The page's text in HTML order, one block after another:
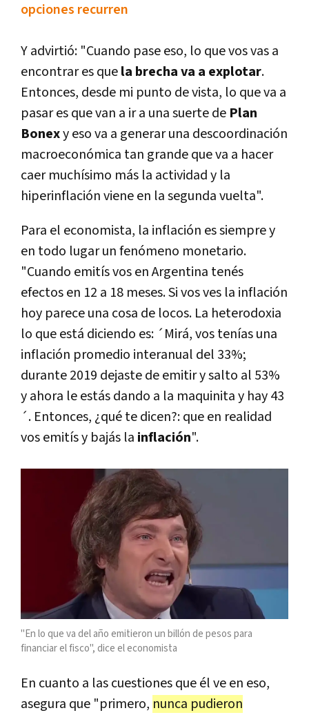
opciones recurren
Y advirtió: "Cuando pase eso, lo que vos vas a
encontrar es quela brecha va a explotar.
Entonces, desde mi punto de vista, lo que va a
pasar es que van a ir a una suerte de Plan
Bonexy eso va a generar una descoordinación
macroeconómica tan grande que va a hacer
caer muchísimo más la actividad y la
hiperinflación viene en la segunda vuelta".
Para el economista, la inflación es siempre y
en todo lugar un fenómeno monetario.
"Cuando emitís vos en Argentina tenés
efectos en 12 a 18 meses. Si vos ves la inflación
hoy parece una cosa de locos. La heterodoxia
lo que está diciendo es: ´Mirá, vos tenías una
inflación promedio interanual del 33%;
durante 2019 dejaste de emitir y salto al 53%
y ahora le estás dando a la maquinita y hay 43
´. Entonces, ¿qué te dicen?: que en realidad
vos emitís y bajás la inflación".
"En lo que va del año emitieron un billón de pesos para
financiar el fisco", dice el economista
En cuanto a las cuestiones que él ve en eso,
asegura que "primero, nunca pudieron